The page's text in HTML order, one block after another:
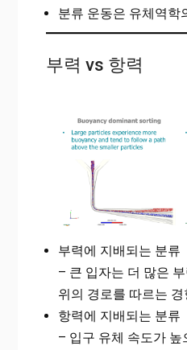
분류 운동은 유체역학
부력 vs 항력
부력에 지배되는 분류
– 큰 입자는 더 많은
위의 경로를 따르는
항력에 지배되는 분류
– 입구 유체 속도가 높